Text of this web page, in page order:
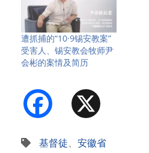
遭抓捕的“10·9锡安教案”
受害人、锡安教会牧师尹
会彬的案情及简历
Facebook
基督徒、 安徽省